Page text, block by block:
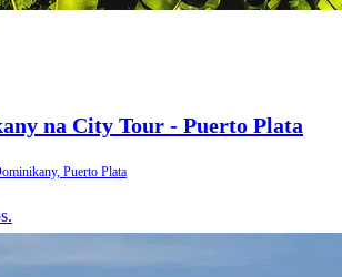
na City Tour - Puerto Plata
Puerto Plata